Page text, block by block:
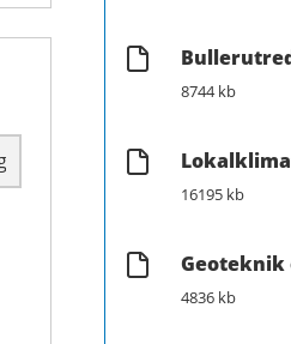
8744 kb
16195 kb
4836 kb